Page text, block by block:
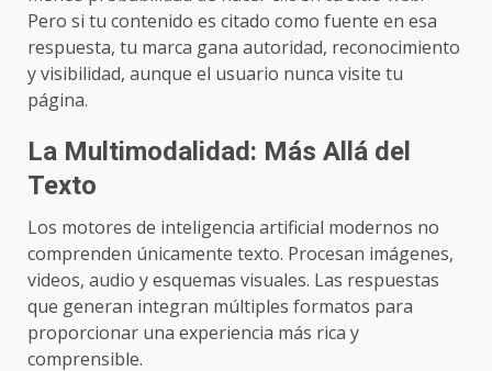
Pero si tu contenido es citado como fuente en esa
respuesta, tu marca gana autoridad, reconocimiento
y visibilidad, aunque el usuario nunca visite tu
página.
La Multimodalidad: Más Allá del
Texto
Los motores de inteligencia artificial modernos no
comprenden únicamente texto. Procesan imágenes,
videos, audio y esquemas visuales. Las respuestas
que generan integran múltiples formatos para
proporcionar una experiencia más rica y
comprensible.